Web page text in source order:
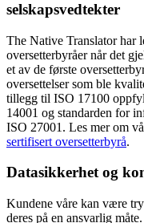
selskapsvedtekter
The Native Translator har
oversetterbyråer når det
et av de første
oversettelser som ble
tillegg til ISO 17100
14001 og standarden for
ISO 27001. Les mer om
sertifisert oversetterbyrå.
Datasikkerhet og
Kundene våre kan være
deres på en ansvarlig